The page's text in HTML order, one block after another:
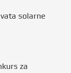
solarne
za